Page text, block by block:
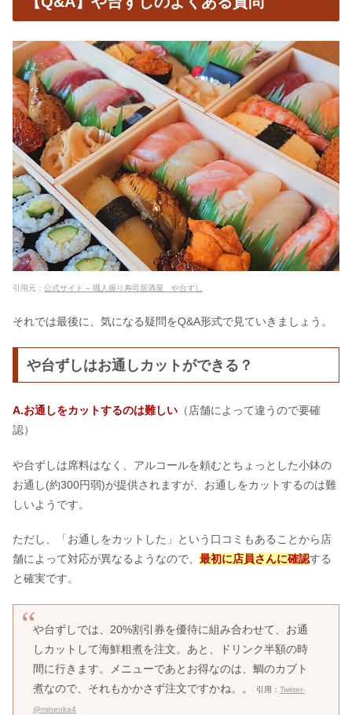
引用元： 公式サイト – 職人握り寿司居酒屋 や台ずし
それでは最後に、気になる疑問をQ&A形式で見ていきましょう。
や台ずしはお通しカットができる？
A.お通しをカットするのは難しい （店舗によって違うので要確
認）
や台ずしは席料はなく、アルコールを頼むとちょっとした小鉢の
お通し(約300円弱)が提供されますが、お通しをカットするのは難
しいようです。
ただし、「お通しをカットした」という口コミもあることから店
舗によって対応が異なるようなので、 最初に店員さんに確認する
と確実です。
や台ずしでは、20%割引券を優待に組み合わせて、お通
しカットして海鮮粗煮を注文。あと、ドリンク半額の時
間に行きます。メニューであとお得なのは、鯛のカブト
煮なので、それもかかさず注文ですかね。。
引用：Twitter-
@mineoka4